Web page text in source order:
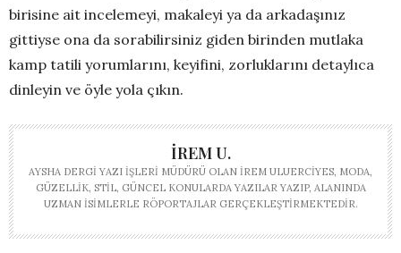
birisine ait incelemeyi, makaleyi ya da arkadaşınız
gittiyse ona da sorabilirsiniz giden birinden mutlaka
kamp tatili yorumlarını, keyifini, zorluklarını detaylıca
dinleyin ve öyle yola çıkın.
İREM U.
AYSHA DERGI YAZI İŞLERI MÜDÜRÜ OLAN İREM ULUERCIYES, MODA,
GÜZELLIK, STIL, GÜNCEL KONULARDA YAZILAR YAZIP, ALANINDA
UZMAN ISIMLERLE RÖPORTAJLAR GERÇEKLEŞTIRMEKTEDIR.